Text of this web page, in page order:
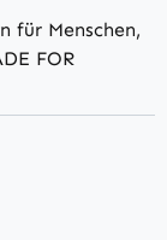
für Menschen,
FOR